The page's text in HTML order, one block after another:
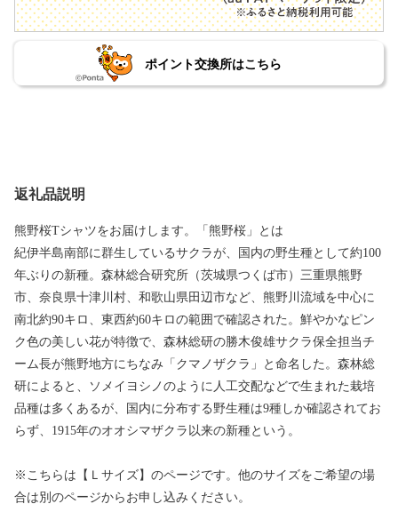
ポイント交換所はこちら
返礼品説明
熊野桜Tシャツをお届けします。「熊野桜」とは
紀伊半島南部に群生しているサクラが、国内の野生種として約100
年ぶりの新種。森林総合研究所（茨城県つくば市）三重県熊野
市、奈良県十津川村、和歌山県田辺市など、熊野川流域を中心に
南北約90キロ、東西約60キロの範囲で確認された。鮮やかなピン
ク色の美しい花が特徴で、森林総研の勝木俊雄サクラ保全担当チ
ーム長が熊野地方にちなみ「クマノザクラ」と命名した。森林総
研によると、ソメイヨシノのように人工交配などで生まれた栽培
品種は多くあるが、国内に分布する野生種は9種しか確認されてお
らず、1915年のオオシマザクラ以来の新種という。
※こちらは【Ｌサイズ】のページです。他のサイズをご希望の場
合は別のページからお申し込みください。